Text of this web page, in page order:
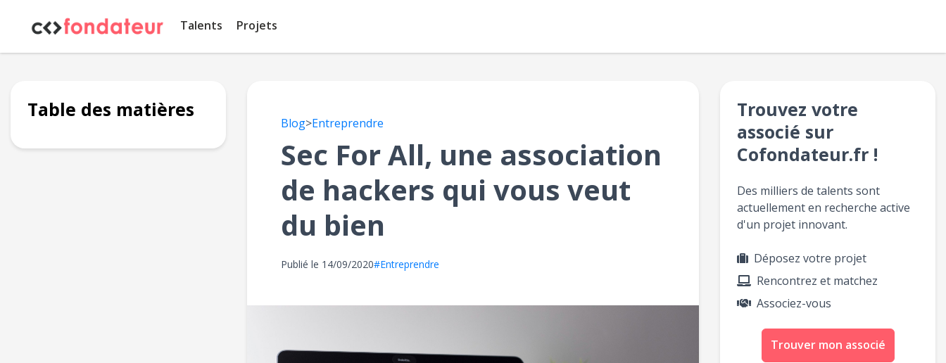
Talents Projets
Table des matières
Blog>Entreprendre
Sec For All, une association
de hackers qui vous veut
du bien
Publié le 14/09/2020#Entreprendre
Trouvez votre
associé sur
Cofondateur.fr !
Des milliers de talents sont
actuellement en recherche active
d'un projet innovant.
Déposez votre projet
Rencontrez et matchez
Associez-vous
Trouver mon associé